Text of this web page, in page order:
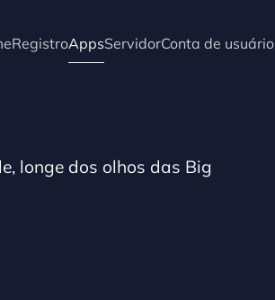
RegistroAppsServidorConta de usuário
longe dos olhos das Big